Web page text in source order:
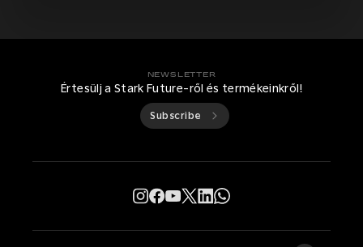
NEWSLETTER
Értesülj a Stark Future-ről és termékeinkről!
Subscribe